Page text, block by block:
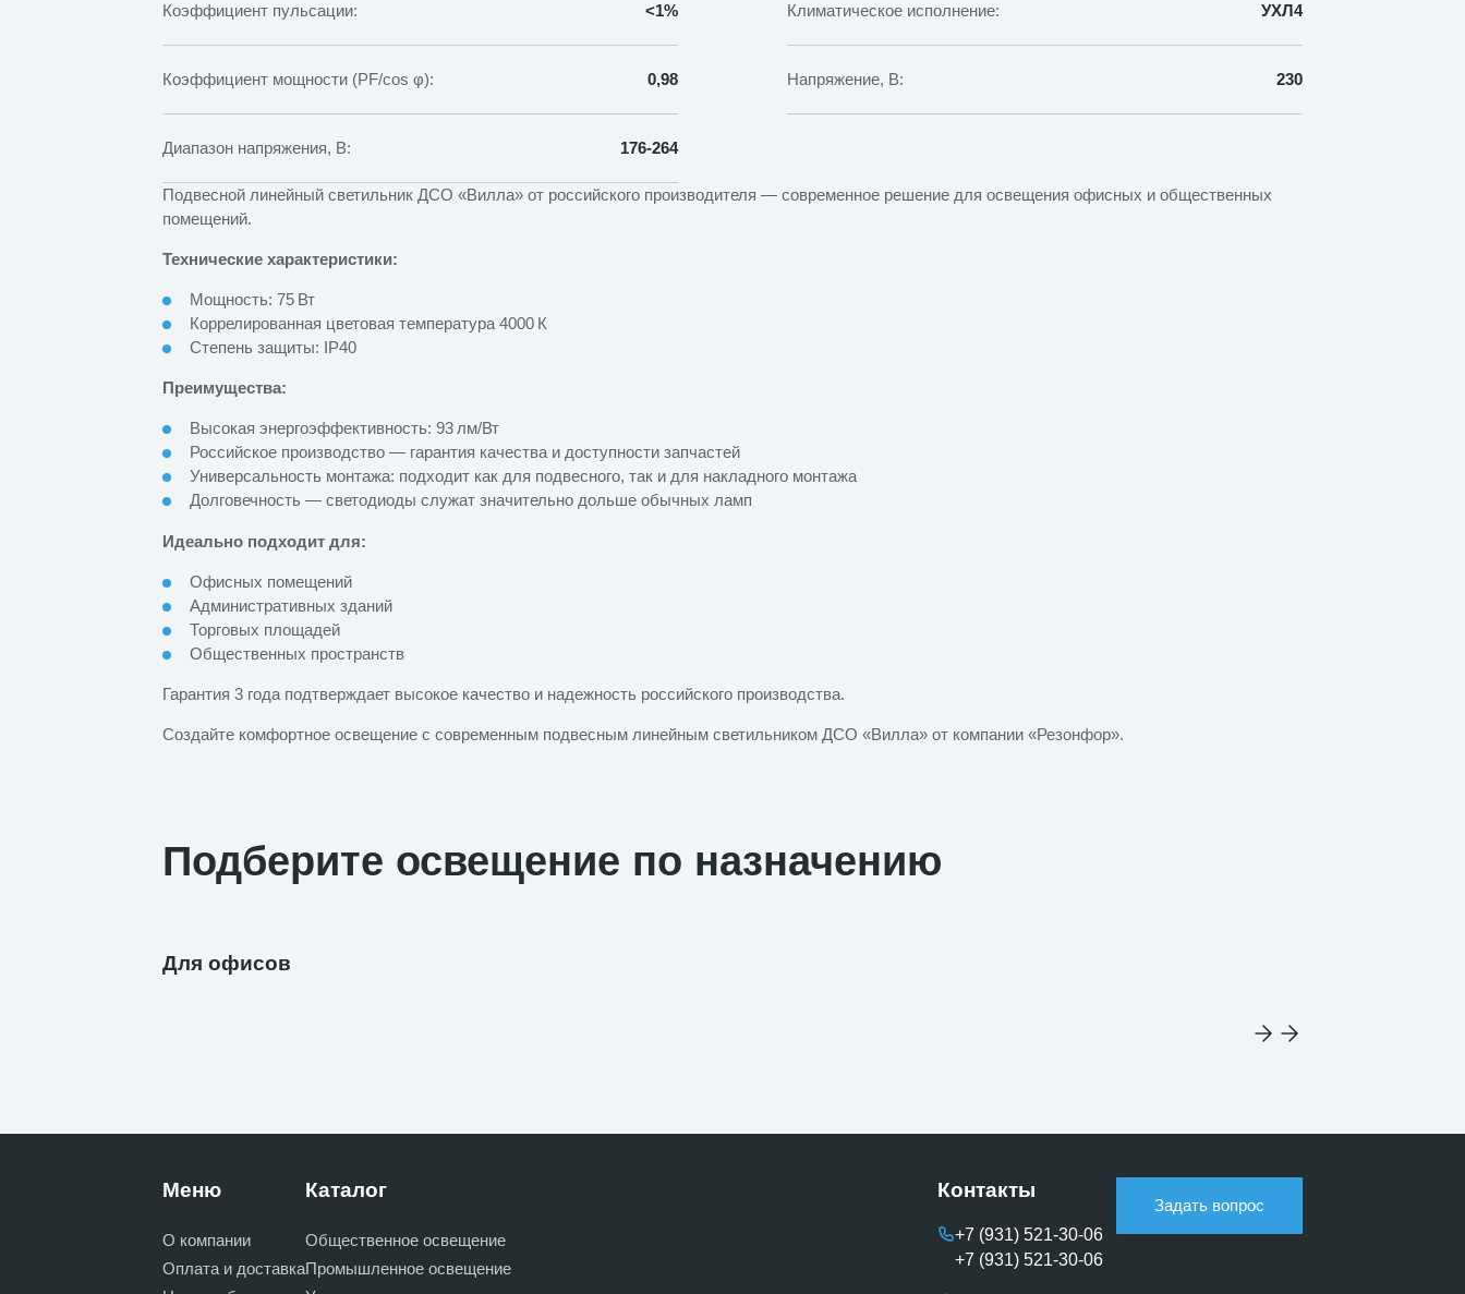
Коэффициент пульсации: <1% Климатическое исполнение: УХЛ4
Коэффициент мощности (PF/cos φ): 0,98 Напряжение, В: 230
Диапазон напряжения, В: 176-264
Подвесной линейный светильник ДСО «Вилла» от российского производителя — современное решение для освещения офисных и общественных
помещений.
Технические характеристики:
Мощность: 75 Вт
Коррелированная цветовая температура 4000 К
Степень защиты: IP40
Преимущества:
Высокая энергоэффективность: 93 лм/Вт
Российское производство — гарантия качества и доступности запчастей
Универсальность монтажа: подходит как для подвесного, так и для накладного монтажа
Долговечность — светодиоды служат значительно дольше обычных ламп
Идеально подходит для:
Офисных помещений
Административных зданий
Торговых площадей
Общественных пространств
Гарантия 3 года подтверждает высокое качество и надежность российского производства.
Создайте комфортное освещение с современным подвесным линейным светильником ДСО «Вилла» от компании «Резонфор».
Подберите освещение по назначению
Для офисов
Меню
О компании
Оплата и доставка
Каталог
Общественное освещение
Промышленное освещение
Контакты
+7 (931) 521-30-06
+7 (931) 521-30-06
Задать вопрос